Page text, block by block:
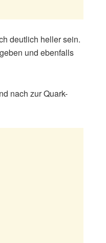
deutlich heller sein.
und ebenfalls
nach zur Quark-